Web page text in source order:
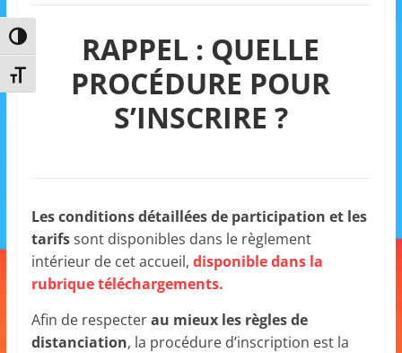
Passer en contraste élevé
Changer la taille de la police
RAPPEL : QUELLE
PROCÉDURE POUR
S’INSCRIRE ?
Les conditions détaillées de participation et les
tarifssont disponibles dans le règlement
intérieur de cet accueil, disponible dans la
rubrique téléchargements.
Afin de respecterau mieux les règles de
distanciation, la procédure d’inscription est la